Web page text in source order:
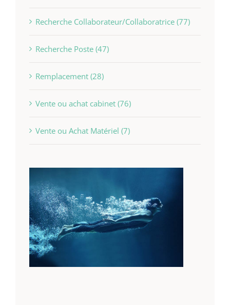
Recherche Collaborateur/Collaboratrice (77)
Recherche Poste (47)
Remplacement (28)
Vente ou achat cabinet (76)
Vente ou Achat Matériel (7)